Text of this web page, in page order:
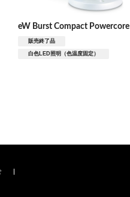
eW Burst Compact Powercore
販売終了品
白色LED照明（色温度固定）